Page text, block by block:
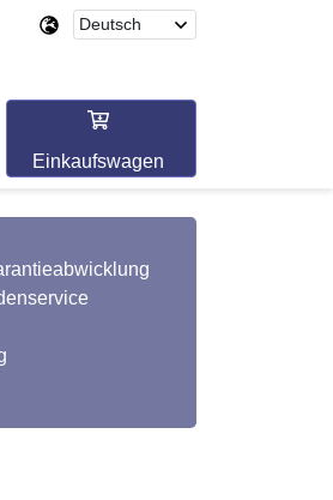
Einkaufswagen